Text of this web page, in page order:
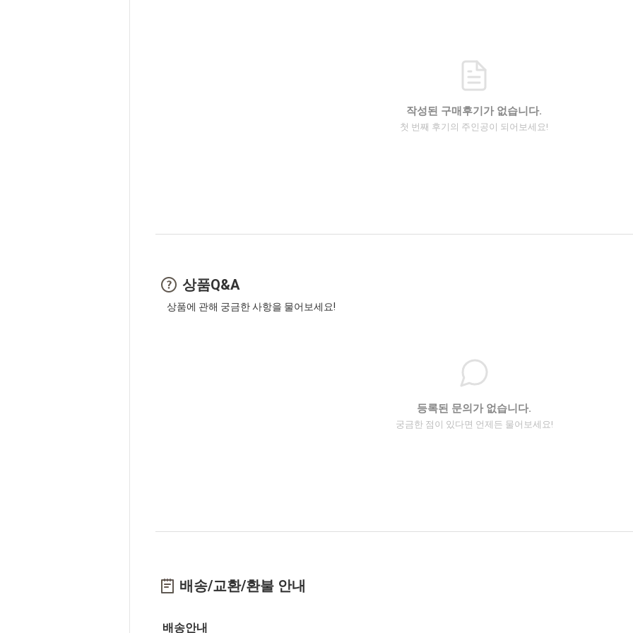
작성된 구매후기가 없습니다.
첫 번째 후기의 주인공이 되어보세요!
상품Q&A
상품에 관해 궁금한 사항을 물어보세요!
등록된 문의가 없습니다.
궁금한 점이 있다면 언제든 물어보세요!
배송/교환/환불 안내
배송안내